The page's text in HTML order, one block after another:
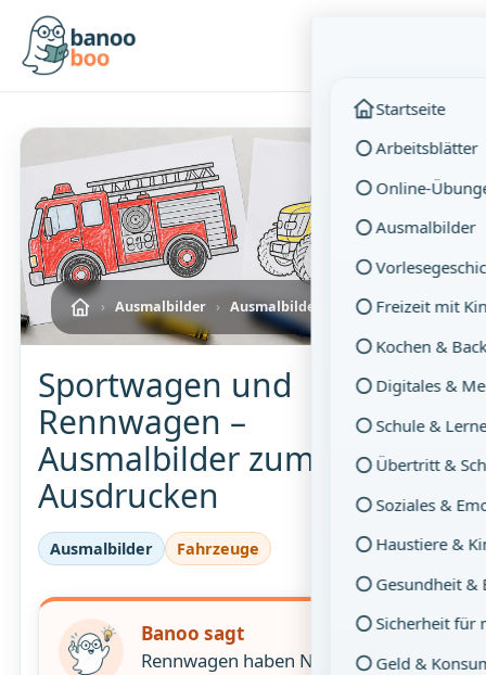
Startseite
Arbeitsblätter
Online-
Ausmalbilder
Freizeit mit
Kochen &
Digitales &
Schule &
Übertritt &
Soziales &
Haustiere &
Gesundheit &
Sicherheit für
Geld &
› Ausmalbilder › Ausmalbilder: Fahrzeuge
Sportwagen und
Rennwagen –
Ausmalbilder zum
Ausdrucken
Ausmalbilder Fahrzeuge
Banoo sagt
Rennwagen haben Nummern,